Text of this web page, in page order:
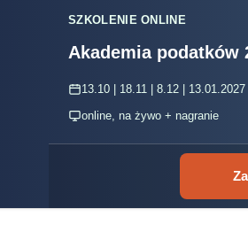
SZKOLENIE ONLINE
Akademia podatków
13.10 | 18.11 | 8.12 |
online, na żywo + nagranie